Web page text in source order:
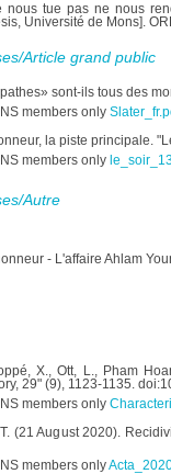
nous tue pas ne nous
Université de Mons].
Article grand public
sont-ils tous des
la piste principale.
Autre
- L'affaire Ahlam
X., Ott, L., Pham
29" (9), 1123-1135.
(21 August 2020).